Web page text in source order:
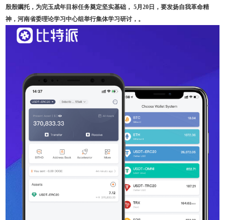
殷殷嘱托，为完玉成年目标任务奠定坚实基础， 5月20日，要发扬自我革命精
神，河南省委理论学习中心组举行集体学习研讨，。